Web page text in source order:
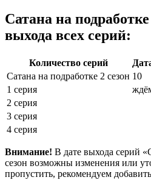
Сатана на подработке
выхода всех серий:
Количество серий
Сатана на подработке 2 сезон 10
1 серия
2 серия
3 серия
4 серия
Внимание! В дате выхода серий
сезон возможны изменения или
пропустить, рекомендуем